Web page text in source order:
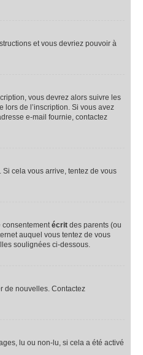
et vous devriez pouvoir à
vous devrez alors suivre les
lors de l’inscription. Si vous avez
e-mail fournie, contactez
cela vous arrive, tentez de vous
consentementécrit des parents (ou
auquel vous tentez de vous
soulignées ci-dessous.
de nouvelles. Contactez
lu ou non-lu, si cela a été activé